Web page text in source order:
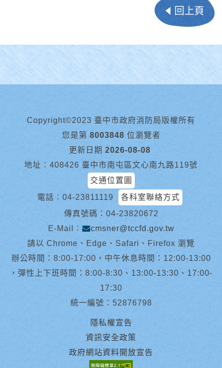
回上頁
Copyright©2023 臺中市政府消防局版權所有
您是第 8003848 位瀏覽者
更新日期 2026-08-08
地址︰408426 臺中市南屯區文心南九路119號
交通位置圖
電話︰ 04-23811119
各科室聯絡方式
傳真號碼：04-23820672
E-Mail︰
cmsner@tccfd.gov.tw
請以 Chrome、Edge、Safari、Firefox 瀏覽
辦公時間：8:00-17:00，中午休息時間：12:00-13:00
，彈性上下班時間：8:00-8:30、13:00-13:30、17:00-
17:30
統一編號：52876798
隱私權宣告
資訊安全政策
政府網站資料開放宣告